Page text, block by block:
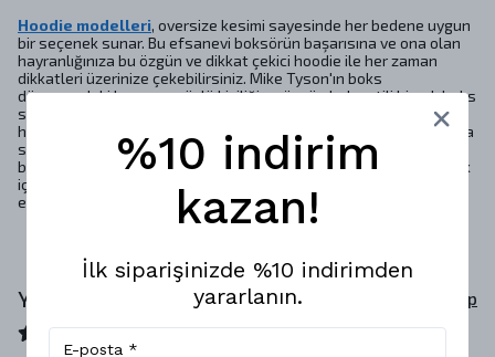
Hoodie modelleri, oversize kesimi sayesinde her bedene uygun
bir seçenek sunar. Bu efsanevi boksörün başarısına ve ona olan
hayranlığınıza bu özgün ve dikkat çekici hoodie ile her zaman
dikkatleri üzerinize çekebilirsiniz. Mike Tyson'ın boks
dünyasındaki başarısı, güçlü kişiliği ve özgün boks stili birçok boks
sever için ilham kaynağı olmuştur. Bu hoodie, ona olan
hayranlığınızı ve saygınızı göstermenin yanı sıra, onun mirasına da
saygı duruşunda bulunmanın harika bir yoludur. Bu efsanevi
boksörün mirasını devam ettirmek ve onun özgünlüğünü korumak
için bu hoodie'yi kullanarak, tarzınızı ve kişiliğinizi özgürce ifade
edebilirsiniz.
Yorumlar Yorum Yap
4 değerlendirmeye göre
%10 indirim
kazan!
İlk siparişinizde %10 indirimden
yararlanın.